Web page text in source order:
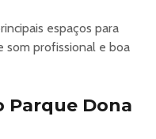
espaços para
som profissional e boa
Parque Dona